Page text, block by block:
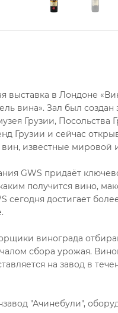
выставка в Лондоне
вина». Зал был
Грузии,
Грузии и сейчас
вин, известные мировой
GWS придаёт
получится вино,
сегодня достигает
винограда
сбора урожая.
на завод в
"Ачинебули",